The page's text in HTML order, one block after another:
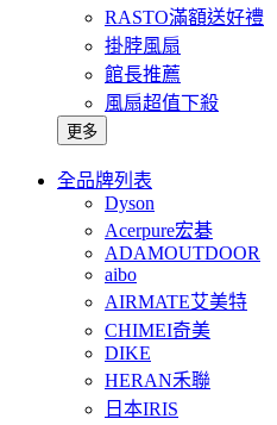
RASTO滿額送好禮
掛脖風扇
館長推薦
風扇超值下殺
更多
全品牌列表
Dyson
Acerpure宏碁
ADAMOUTDOOR
aibo
AIRMATE艾美特
CHIMEI奇美
DIKE
HERAN禾聯
日本IRIS